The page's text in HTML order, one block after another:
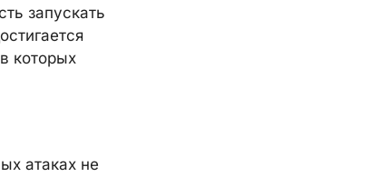
запускать
которых
атаках не